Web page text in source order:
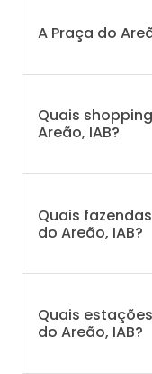
A Praça do
Quais
Areão, IAB?
Quais
do Areão, IAB?
Quais
do Areão, IAB?